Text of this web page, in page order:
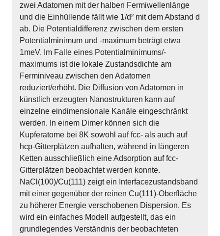
zwei Adatomen mit der halben Fermiwellenlänge
und die Einhüllende fällt wie 1/d² mit dem Abstand d
ab. Die Potentialdifferenz zwischen dem ersten
Potentialminimum und -maximum beträgt etwa
1meV. Im Falle eines Potentialminimums/-
maximums ist die lokale Zustandsdichte am
Ferminiveau zwischen den Adatomen
reduziert/erhöht. Die Diffusion von Adatomen in
künstlich erzeugten Nanostrukturen kann auf
einzelne eindimensionale Kanäle eingeschränkt
werden. In einem Dimer können sich die
Kupferatome bei 8K sowohl auf fcc- als auch auf
hcp-Gitterplätzen aufhalten, während in längeren
Ketten ausschließlich eine Adsorption auf fcc-
Gitterplätzen beobachtet werden konnte.
NaCl(100)/Cu(111) zeigt ein Interfacezustandsband
mit einer gegenüber der reinen Cu(111)-Oberfläche
zu höherer Energie verschobenen Dispersion. Es
wird ein einfaches Modell aufgestellt, das ein
grundlegendes Verständnis der beobachteten